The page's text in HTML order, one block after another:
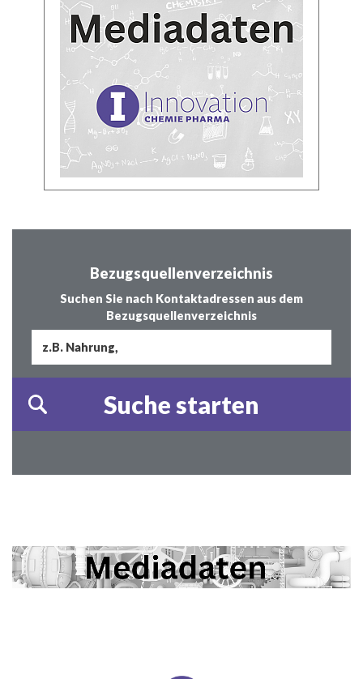
Bezugsquellenverzeichnis
Suchen Sie nach Kontaktadressen aus dem
Bezugsquellenverzeichnis